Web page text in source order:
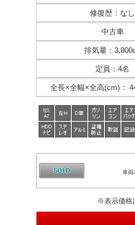
修復歴 ： なし
中古車
排気量 ：
定員 ： 4名
全長×全幅×全高(cm) ：
車両
※表示価格